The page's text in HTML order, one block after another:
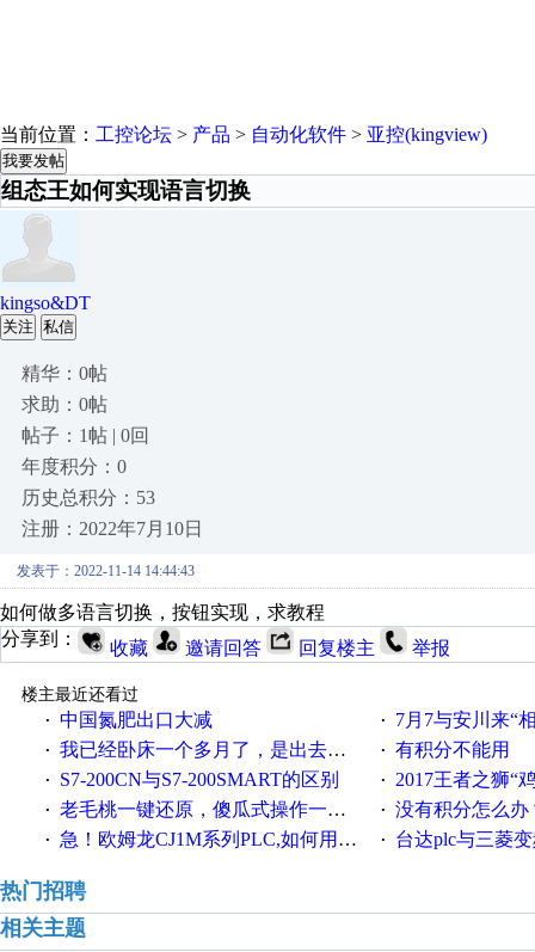
当前位置： 工控论坛 > 产品 > 自动化软件 > 亚控(kingview)
我要发帖
组态王如何实现语言切换
kingso&DT
关注 私信
精华：0帖
求助：0帖
帖子：1帖 | 0回
年度积分：0
历史总积分：53
注册：2022年7月10日
发表于：2022-11-14 14:44:43
如何做多语言切换，按钮实现，求教程
分享到：
收藏 邀请回答 回复楼主 举报
楼主最近还看过
· 中国氮肥出口大减 · 7月7与安川来“
· 我已经卧床一个多月了，是出去安装机械手在高速遭遇车祸所致:大家工作都要特别注意啊 · 有积分不能用
· S7-200CN与S7-200SMART的区别 · 2017王者之狮“鸡”情签到
· 老毛桃一键还原，傻瓜式操作一键轻松备份还原；程序为向导式安装，一键即可实现自动备份或还原系统。 · 没有积分怎么办
· 急！欧姆龙CJ1M系列PLC,如何用时间控制变频器。要求时间在组态王中可以自由输入！拜托各位大神了！ · 台达plc与三菱
热门招聘
相关主题